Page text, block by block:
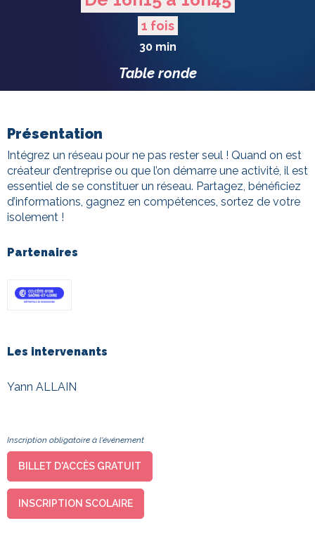
1 fois
30 min
Table ronde
Présentation
Intégrez un réseau pour ne pas rester seul ! Quand on est
créateur d’entreprise ou que l’on démarre une activité, il est
essentiel de se constituer un réseau. Partagez, bénéficiez
d’informations, gagnez en compétences, sortez de votre
isolement !
Partenaires
Les intervenants
Yann ALLAIN
Inscription obligatoire à l'événement
BILLET D'ACCÈS GRATUIT
INSCRIPTION SCOLAIRE